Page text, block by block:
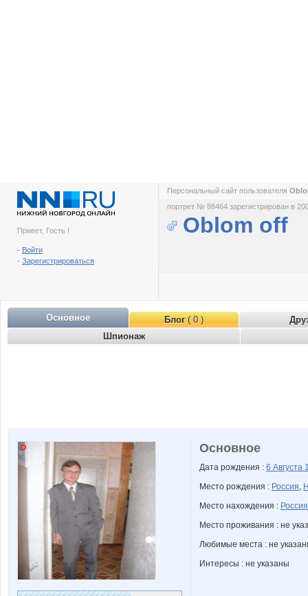
Привет, Гость !
- Войти
- Зарегистрироваться
Персональный сайт пользователя
портрет № 88464 зарегистрирован в
Oblom off
Основное Блог( 0 )
Шпионаж
Основное
Дата рождения : 6 Августа
Место рождения : Россия,
Место нахождения : Россия
Место проживания : не
Любимые места : не
Интересы : не указаны